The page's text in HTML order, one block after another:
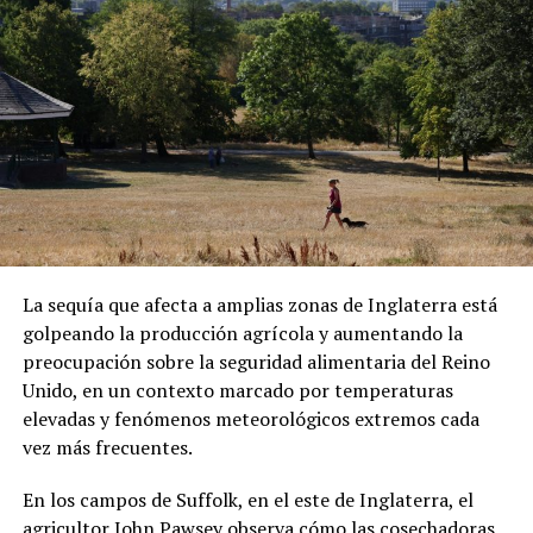
ADVERTISEMENT
Sánchez también denunció que los migrantes fueron
presionados para abordar el vuelo. Las declaraciones
confirmadas de manera independiente.
Una vez en República Centroafricana, las autoridades
locales les comunicaron que podrían permanecer
temporalmente en el país bajo un visado. Sin embargo,
Sánchez aseguró que existen restricciones para
La sequía que afecta a amplias zonas de Inglaterra está
golpeando la producción agrícola y aumentando la
preocupación sobre la seguridad alimentaria del Reino
Unido, en un contexto marcado por temperaturas
elevadas y fenómenos meteorológicos extremos cada
vez más frecuentes.
En los campos de Suffolk, en el este de Inglaterra, el